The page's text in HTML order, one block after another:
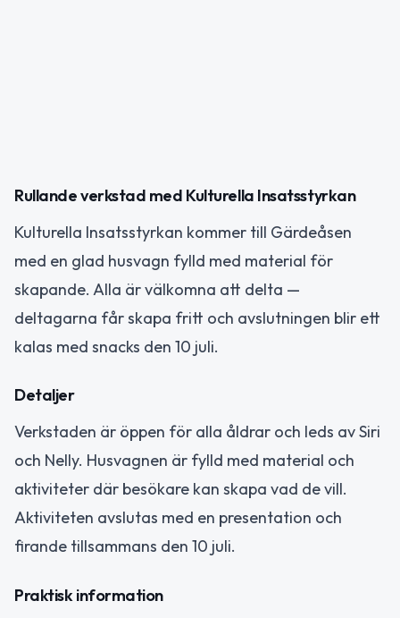
Rullande verkstad med Kulturella Insatsstyrkan
Kulturella Insatsstyrkan kommer till Gärdeåsen
med en glad husvagn fylld med material för
skapande. Alla är välkomna att delta —
deltagarna får skapa fritt och avslutningen blir ett
kalas med snacks den 10 juli.
Detaljer
Verkstaden är öppen för alla åldrar och leds av Siri
och Nelly. Husvagnen är fylld med material och
aktiviteter där besökare kan skapa vad de vill.
Aktiviteten avslutas med en presentation och
firande tillsammans den 10 juli.
Praktisk information